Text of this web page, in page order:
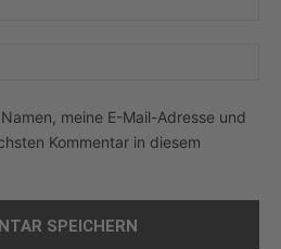
meine E-Mail-Adresse und
Kommentar in diesem